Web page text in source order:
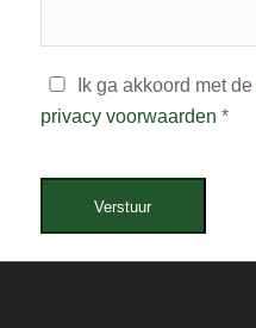
Ik ga akkoord met de
privacy voorwaarden *
Verstuur